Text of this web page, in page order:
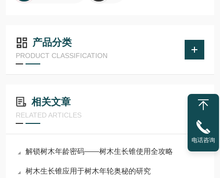
产品分类
PRODUCT CLASSIFICATION
相关文章
RELATED ARTICLES
解锁树木年龄密码——树木生长锥使用全攻略
树木生长锥应用于树木年轮奥秘的研究
电话咨询